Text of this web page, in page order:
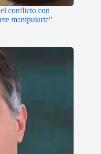
conflicto con
manipularte”